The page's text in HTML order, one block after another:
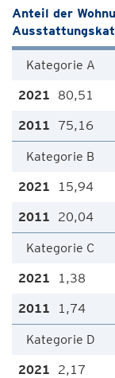
Anteil der
Kategorie A
80,51
75,16
Kategorie B
15,94
20,04
Kategorie C
1,38
1,74
Kategorie D
2,17